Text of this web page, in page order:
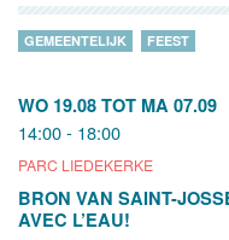
WO 19.08 TOT MA 07.09
14:00 - 18:00
PARC LIEDEKERKE
GEMEENTELIJK FEEST
BRON VAN SAINT-
AVEC L’EAU!